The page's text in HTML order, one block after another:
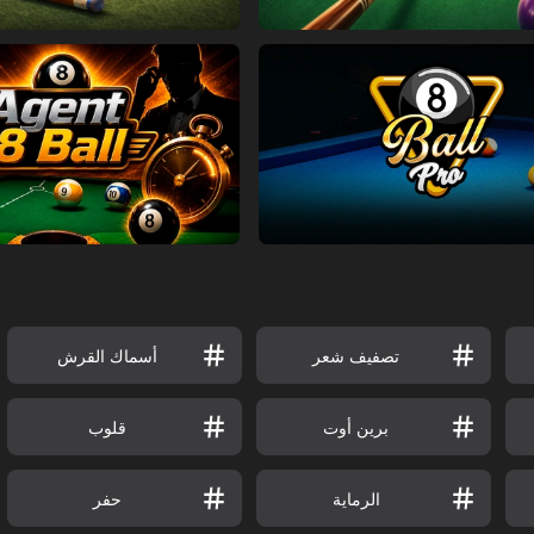
تصفيف شعر أسماك القرش
برين أوت قلوب
الرماية حفر